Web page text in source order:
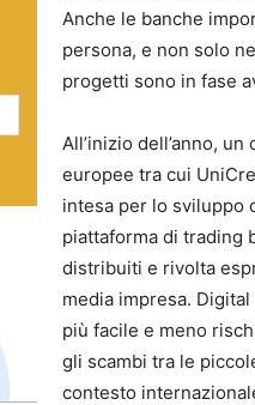
Anche le banche
persona, e non solo
progetti sono in fase
All’inizio dell’anno,
europee tra cui
intesa per lo sviluppo
piattaforma di trading
distribuiti e rivolta
media impresa.
più facile e meno
gli scambi tra le
contesto